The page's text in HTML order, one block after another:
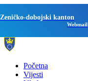
Zeničko-dobojski kanton
Webmail
Početna
Vijesti